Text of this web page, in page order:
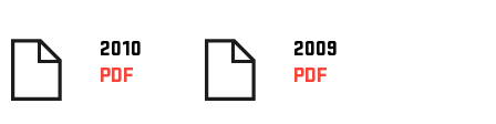
2010
PDF
2009
PDF